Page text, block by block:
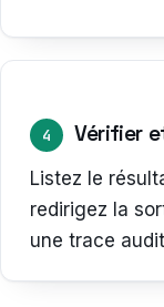
4 Vérifier
Listez le
redirigez la
une trace